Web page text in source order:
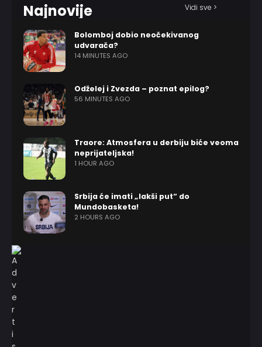
Najnovije Vidi sve >
Bolomboj dobio neočekivanog
udvarača?
14 MINUTES AGO
Odželej i Zvezda – poznat epilog?
56 MINUTES AGO
Traore: Atmosfera u derbiju biće veoma
neprijateljska!
1 HOUR AGO
Srbija će imati „lakši put“ do
Mundobasketa!
2 HOURS AGO